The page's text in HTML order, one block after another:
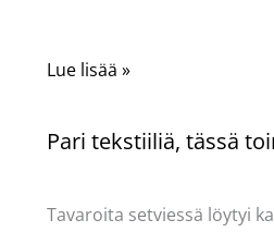
Lue lisää »
Pari tekstiiliä, tässä
Tavaroita setviessä löytyi